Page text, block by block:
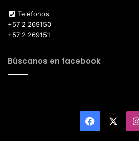
Teléfonos
+57 2 269150
+57 2 269151
Búscanos en facebook
Facebook